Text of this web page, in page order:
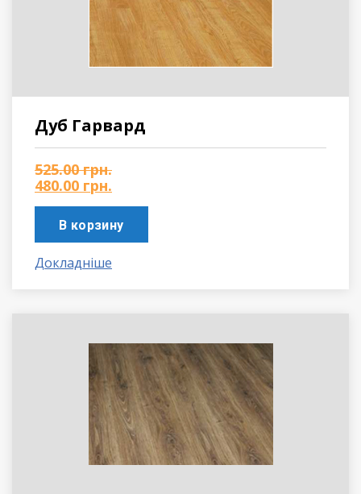
Дуб Гарвард
525.00грн.
480.00 грн.
В корзину
Докладніше